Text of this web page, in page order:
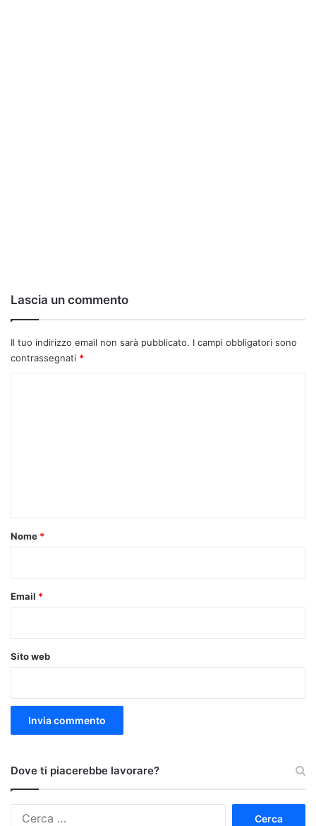
Lascia un commento
Il tuo indirizzo email non sarà pubblicato. I campi obbligatori sono
contrassegnati *
o
Nome *
Email *
Sito web
Dove ti piacerebbe lavorare?